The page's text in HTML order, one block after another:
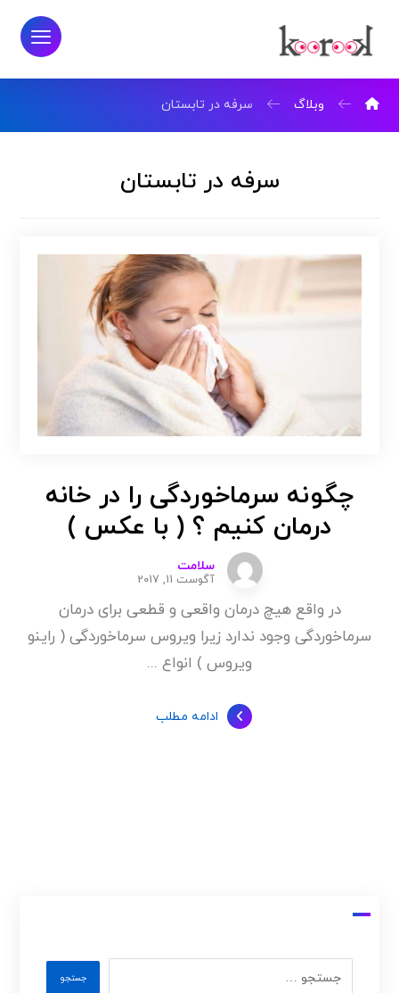
وبلاگ سرفه در تابستان
سرفه در تابستان
چگونه سرماخوردگی را در خانه
درمان کنیم ؟ ( با عکس )
سلامت
آگوست 11, 2017
در واقع هیچ درمان واقعی و قطعی برای درمان
سرماخوردگی وجود ندارد زیرا ویروس سرماخوردگی ( راینو
ویروس ) انواع ...
ادامه مطلب